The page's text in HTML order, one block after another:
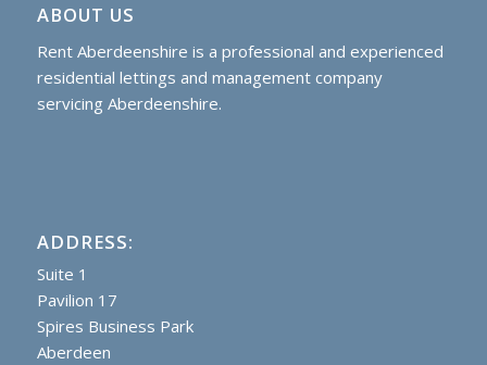
ABOUT US
Rent Aberdeenshire is a professional and experienced
residential lettings and management company
servicing Aberdeenshire.
ADDRESS:
Suite 1
Pavilion 17
Spires Business Park
Aberdeen